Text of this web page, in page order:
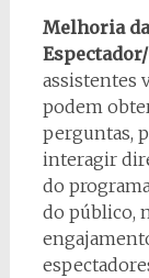
Melhoria
assistentes
podem
perguntas,
interagir
do
do público,